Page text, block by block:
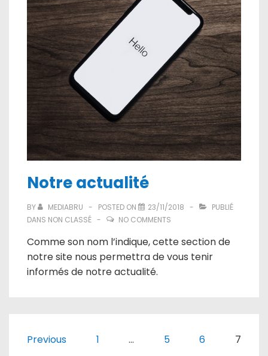
Notre actualité
BY MEDIABRU POSTED ON 23/11/2018
PUBLIÉ
DANS NON CLASSÉ NO COMMENTS
Comme son nom l’indique, cette section de
notre site nous permettra de vous tenir
informés de notre actualité.
Pagination
Previous 1 … 5 6 7